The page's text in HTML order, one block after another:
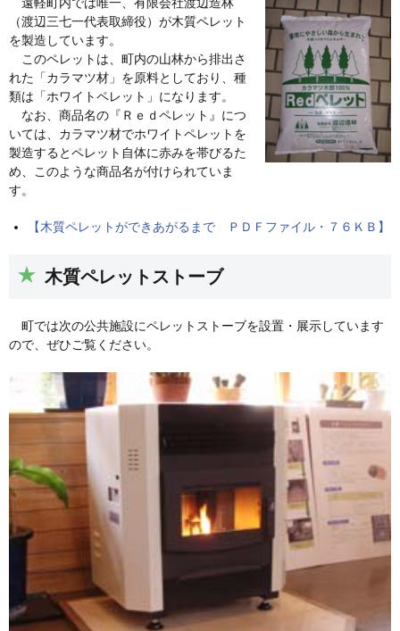
遠軽町内では唯一、有限会社渡辺造林
（渡辺三七一代表取締役）が木質ペレット
を製造しています。
このペレットは、町内の山林から排出さ
れた「カラマツ材」を原料としており、種
類は「ホワイトペレット」になります。
なお、商品名の『Ｒｅｄペレット』につ
いては、カラマツ材でホワイトペレットを
製造するとペレット自体に赤みを帯びるた
め、このような商品名が付けられていま
す。
【木質ペレットができあがるまで ＰＤＦファイル・７６ＫＢ】
木質ペレットストーブ
町では次の公共施設にペレットストーブを設置・展示しています
ので、ぜひご覧ください。